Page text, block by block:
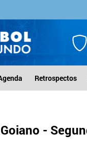
Retrospectos
-